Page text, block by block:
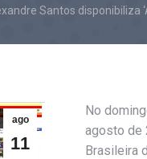
Santos disponibiliza
ago
11
No
agosto de
Brasileira